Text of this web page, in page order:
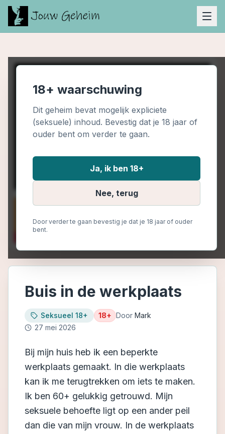
18+ waarschuwing
Dit geheim bevat mogelijk expliciete
(seksuele) inhoud. Bevestig dat je 18 jaar of
ouder bent om verder te gaan.
Ja, ik ben 18+
Nee, terug
Door verder te gaan bevestig je dat je 18 jaar of ouder
bent.
Buis in de werkplaats
Seksueel 18+ 18+ Door Mark
27 mei 2026
Bij mijn huis heb ik een beperkte
werkplaats gemaakt. In die werkplaats
kan ik me terugtrekken om iets te maken.
Ik ben 60+ gelukkig getrouwd. Mijn
seksuele behoefte ligt op een ander peil
dan die van mijn vrouw. In de werkplaats